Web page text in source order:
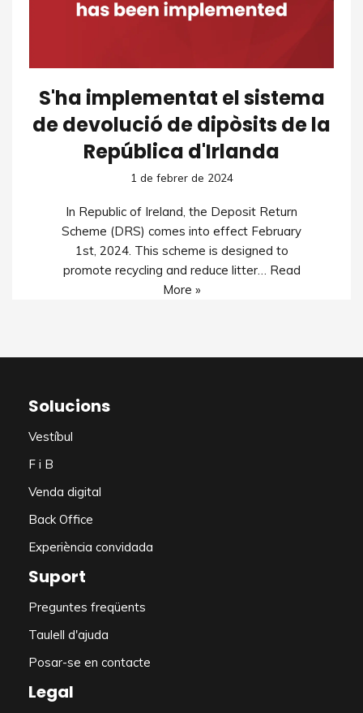
S'ha implementat el sistema
de devolució de dipòsits de la
República d'Irlanda
1 de febrer de 2024
In Republic of Ireland, the Deposit Return
Scheme (DRS) comes into effect February
1st, 2024. This scheme is designed to
promote recycling and reduce litter… Read
More »
Solucions
Vestíbul
F i B
Venda digital
Back Office
Experiència convidada
Suport
Preguntes freqüents
Taulell d'ajuda
Posar-se en contacte
Legal